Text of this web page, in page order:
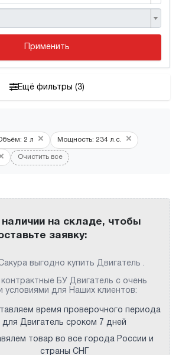
Применить
Ещё фильтры (3)
2 л × Мощность: 234 л.с. ×
Очистить все
на складе, чтобы
заявку:
выгодно купить Двигатель .
БУ Двигатель с очень
условиями для Наших клиентов:
время проверочного периода
для Двигатель сроком 7 дней
товар во все города России и
страны СНГ